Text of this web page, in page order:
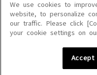
を問わず、著作権法の定める範囲を
を禁じます。
楽曲及びコンテンツは、機種により
楽曲及びコンテンツの配信日、配信
We use cookies to
website, to personalize
our traffic. Please click
your cookie settings on
Accept